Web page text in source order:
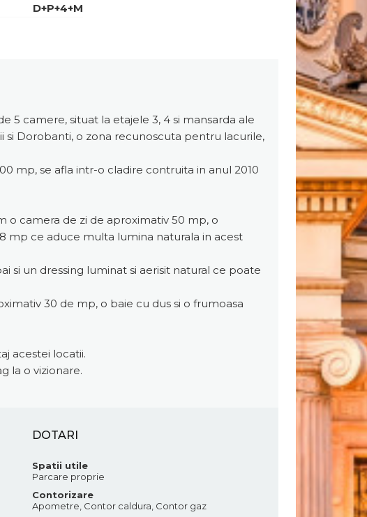
D+P+4+M
5 camere, situat la etajele 3, 4 si mansarda ale
si Dorobanti, o zona recunoscuta pentru lacurile,
mp, se afla intr-o cladire contruita in anul 2010
o camera de zi de aproximativ 50 mp, o
mp ce aduce multa lumina naturala in acest
si un dressing luminat si aerisit natural ce poate
30 de mp, o baie cu dus si o frumoasa
acestei locatii.
la o vizionare.
DOTARI
Spatii utile
Parcare proprie
Contorizare
Apometre, Contor caldura, Contor gaz